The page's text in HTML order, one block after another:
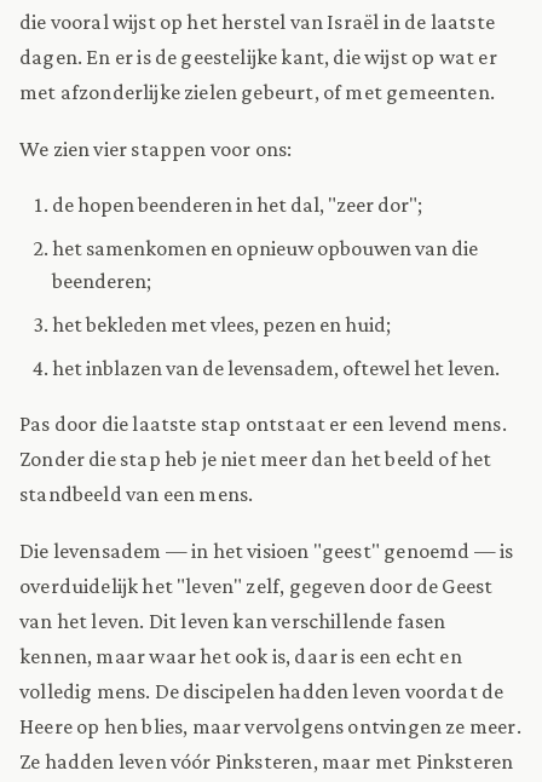
die vooral wijst op het herstel van Israël in de laatste
dagen. En er is de geestelijke kant, die wijst op wat er
met afzonderlijke zielen gebeurt, of met gemeenten.
We zien vier stappen voor ons:
de hopen beenderen in het dal, "zeer dor";
het samenkomen en opnieuw opbouwen van die
beenderen;
het bekleden met vlees, pezen en huid;
het inblazen van de levensadem, oftewel het leven.
Pas door die laatste stap ontstaat er een levend mens.
Zonder die stap heb je niet meer dan het beeld of het
standbeeld van een mens.
Die levensadem — in het visioen "geest" genoemd — is
overduidelijk het "leven" zelf, gegeven door de Geest
van het leven. Dit leven kan verschillende fasen
kennen, maar waar het ook is, daar is een echt en
volledig mens. De discipelen hadden leven voordat de
Heere op hen blies, maar vervolgens ontvingen ze meer.
Ze hadden leven vóór Pinksteren, maar met Pinksteren